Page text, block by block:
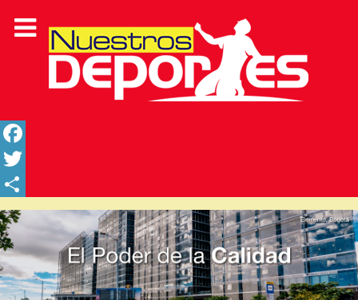
Facebook
Twitter
Share